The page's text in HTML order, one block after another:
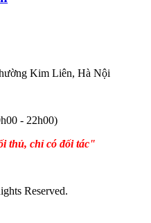
Kim Liên, Hà Nội
- 22h00)
thủ, chỉ có đối tác"
Reserved.